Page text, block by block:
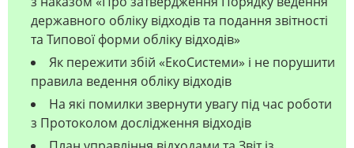
державного обліку відходів та подання звітності
та Типової форми обліку відходів»
Як пережити збій «ЕкоСистеми» і не порушити
правила ведення обліку відходів
На які помилки звернути увагу під час роботи
з Протоколом дослідження відходів